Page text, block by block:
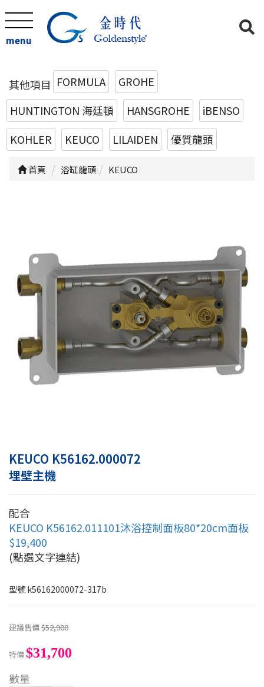
menu
其他項目 FORMULA
GROHE
HUNTINGTON 海廷頓
HANSGROHE
iBENSO
KOHLER
KEUCO LILAIDEN 優質龍頭
首頁 浴缸龍頭 KEUCO
KEUCO K56162.000072
埋壁主機
配合
KEUCO K56162.011101沐浴控制面板80*20cm面板
$19,400
(點選文字連結)
型號k56162000072-317b
建議售價$52,900
特價$31,700
數量